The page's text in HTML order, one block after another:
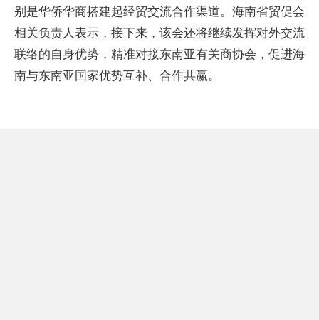
别是华侨华商搭建起经贸交流合作渠道。海南省贸促会
相关负责人表示，接下来，该会还将继续发挥对外交流
联络的自身优势，精准对接东南亚有关商协会，促进海
南与东南亚国家优势互补、合作共赢。